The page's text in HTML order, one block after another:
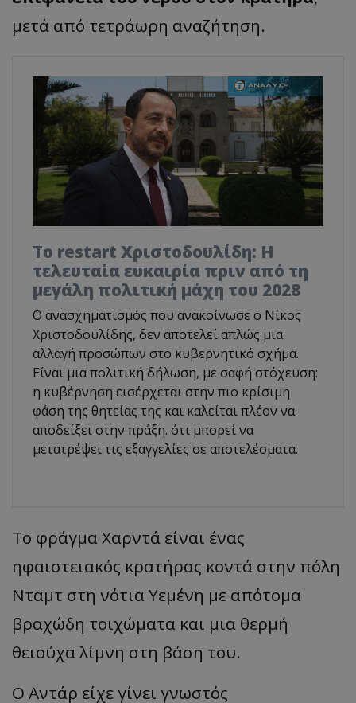
μετά από τετράωρη αναζήτηση.
Το restart Χριστοδουλίδη: Η
τελευταία ευκαιρία πριν από τη
μεγάλη πολιτική μάχη του 2028
Ο ανασχηματισμός που ανακοίνωσε ο Νίκος
Χριστοδουλίδης, δεν αποτελεί απλώς μια
αλλαγή προσώπων στο κυβερνητικό σχήμα.
Είναι μια πολιτική δήλωση, με σαφή στόχευση:
η κυβέρνηση εισέρχεται στην πιο κρίσιμη
φάση της θητείας της και καλείται πλέον να
αποδείξει στην πράξη. ότι μπορεί να
μετατρέψει τις εξαγγελίες σε αποτελέσματα.
Το φράγμα Χαρντά είναι ένας
ηφαιστειακός κρατήρας κοντά στην πόλη
Νταμτ στη νότια Υεμένη με απότομα
βραχώδη τοιχώματα και μια θερμή
θειούχα λίμνη στη βάση του.
Ο Αντάρ είχε γίνει γνωστός